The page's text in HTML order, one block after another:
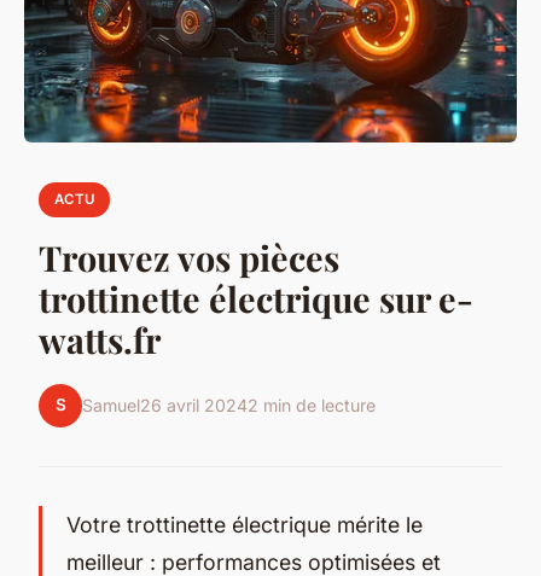
ACTU
Trouvez vos pièces
trottinette électrique sur e-
watts.fr
S Samuel26 avril 20242 min de lecture
Votre trottinette électrique mérite le
meilleur : performances optimisées et